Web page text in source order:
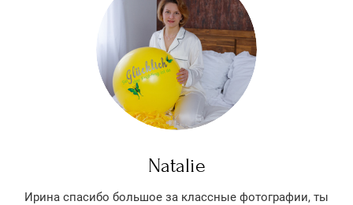
Natalie
Ирина спасибо большое за классные фотографии, ты